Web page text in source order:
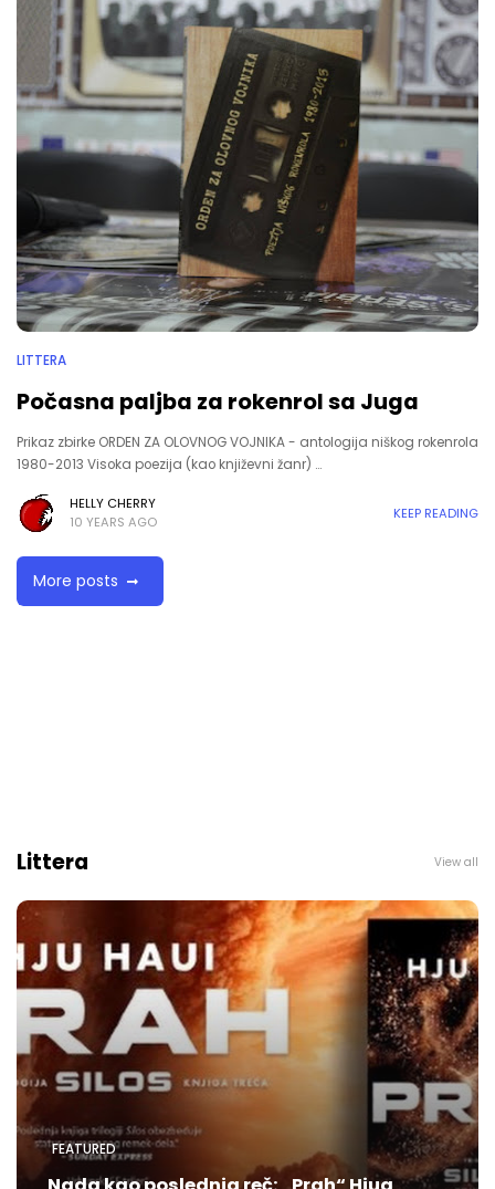
LITTERA
Počasna paljba za rokenrol sa Juga
Prikaz zbirke ORDEN ZA OLOVNOG VOJNIKA - antologija niškog rokenrola
1980-2013 Visoka poezija (kao književni žanr) …
HELLY CHERRY
10 YEARS AGO
KEEP READING
More posts
Littera View all
FEATURED